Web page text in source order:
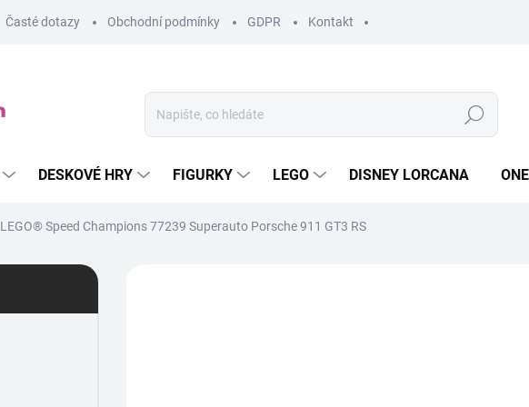
Časté dotazy Obchodní podmínky GDPR Kontakt
Hledat
DESKOVÉ HRY FIGURKY LEGO DISNEY LORCANA
LEGO® Speed Champions 77239 Superauto Porsche 911 GT3 RS